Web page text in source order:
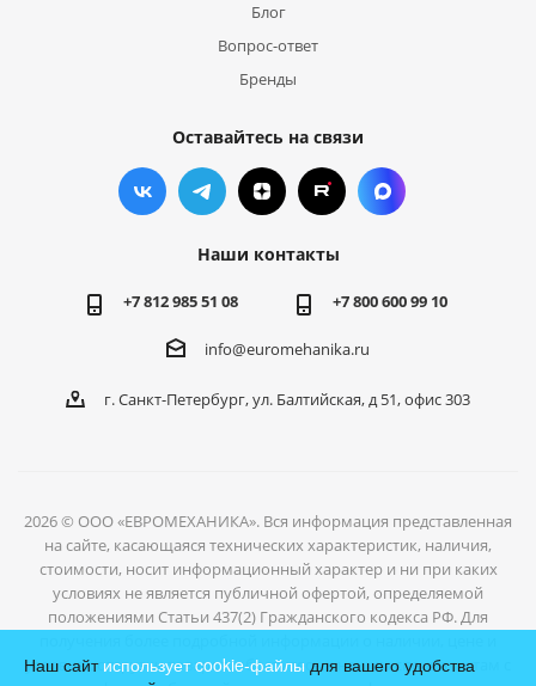
Блог
Вопрос-ответ
Бренды
Оставайтесь на связи
Наши контакты
+7 812 985 51 08 +7 800 600 99 10
info@euromehanika.ru
г. Санкт-Петербург, ул. Балтийская, д 51, офис 303
2026 © ООО «ЕВРОМЕХАНИКА». Вся информация представленная
на сайте, касающаяся технических характеристик, наличия,
стоимости, носит информационный характер и ни при каких
условиях не является публичной офертой, определяемой
положениями Статьи 437(2) Гражданского кодекса РФ. Для
условиях отгрузки товаров, обратитесь к нашим специалистам с
Наш сайт использует cookie-файлы для вашего удобства